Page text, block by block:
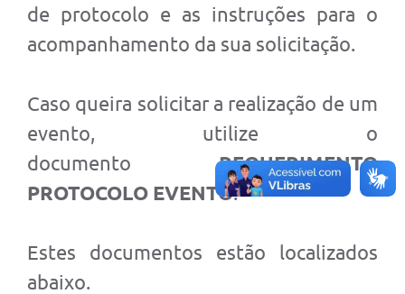
Links úteis
Contato
de protocolo e as instruções para o
acompanhamento da sua solicitação.
Caso queira solicitar a realização de um
evento, utilize o
documentoREQUERIMENTO
PROTOCOLO EVENTO.
Estes documentos estão localizados
abaixo.